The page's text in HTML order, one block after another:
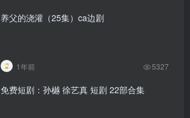
养父的浇灌（25集）ca边剧
1年前 5327
免费短剧：孙樾 徐艺真 短剧 22部合集